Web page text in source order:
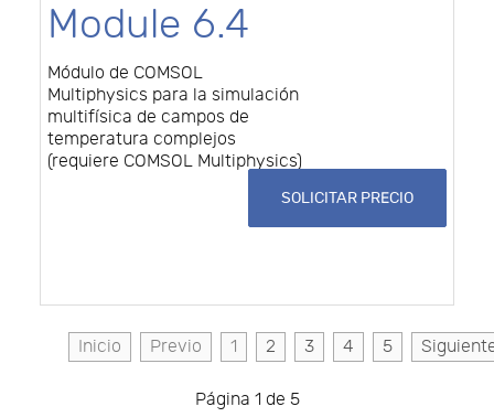
Module 6.4
Módulo de COMSOL
Multiphysics para la simulación
multifísica de campos de
temperatura complejos
(requiere COMSOL Multiphysics)
SOLICITAR PRECIO
Inicio Previo 1 2 3 4 5
Página 1 de 5